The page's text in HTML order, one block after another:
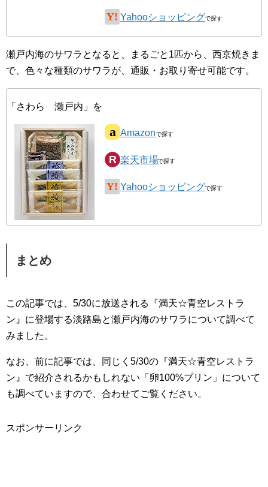
Yahooショッピング
瀬戸内海のサワラとなると、まるごと1匹から、西京焼きま
で、色々な種類のサワラが、通販・お取り寄せ可能です。
「さわら 瀬戸内」を
Amazon
楽天市場
Yahooショッピング
まとめ
この記事では、5/30に放送される『満天☆青空レストラ
ン』に登場する淡路島と瀬戸内海のサワラについて調べて
みました。
なお、前に記事では、同じく5/30の『満天☆青空レストラ
ン』で紹介されるかもしれない「卵100%プリン」について
も調べていますので、合わせてご覧ください。
スポンサーリンク